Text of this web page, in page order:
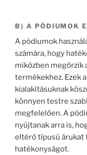
B) A PÓDIUMOK
A pódiumok
számára, hogy
miközben megőrzik
termékekhez. Ezek
kialakításuknak
könnyen testre
megfelelően. A
nyújtanak arra is,
eltérő típusú árukat
hatékonyságot.